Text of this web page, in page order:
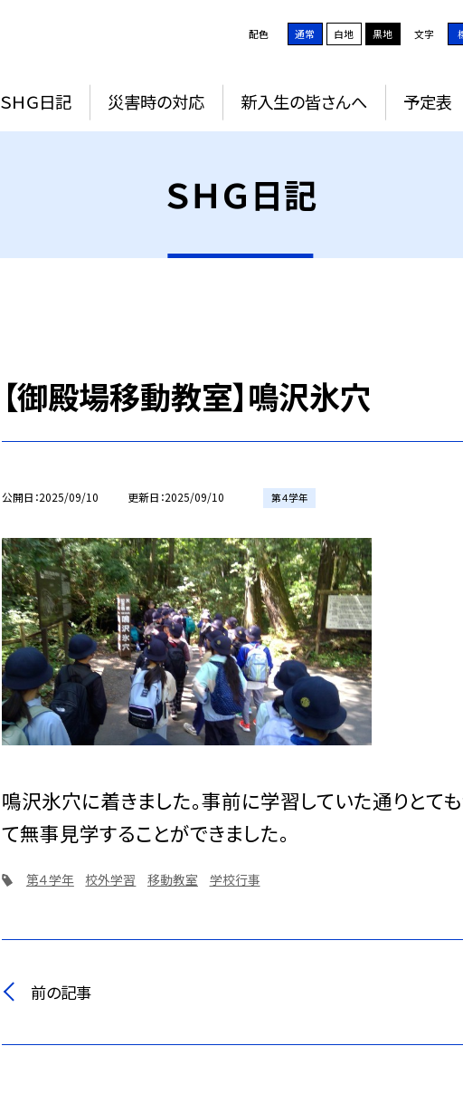
配色 通常 白地 黒地 文字
ＳＨＧ日記 災害時の対応 新入生の皆さんへ 予定表
ＳＨＧ日記
【御殿場移動教室】鳴沢氷穴
公開日 2025/09/10 更新日 2025/09/10 第４学年
鳴沢氷穴に着きました。事前に学習していた通りとて
て無事見学することができました。
第４学年 校外学習 移動教室 学校行事
前の記事